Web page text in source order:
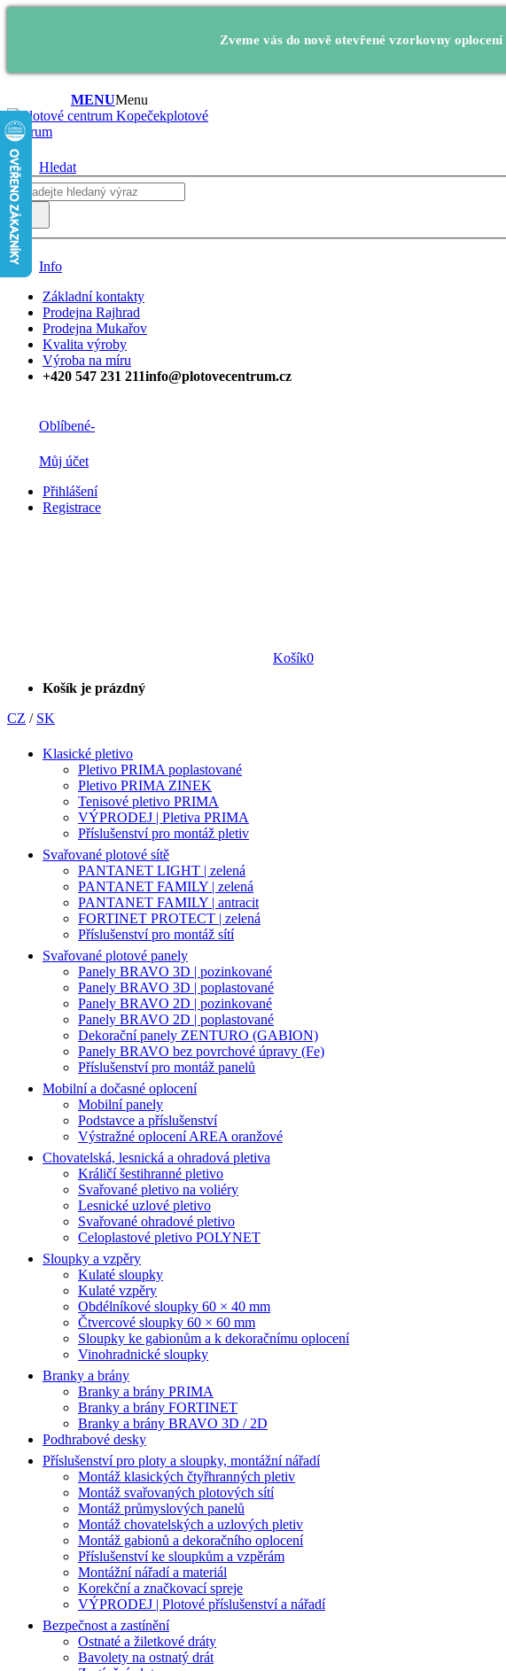
Zveme vás do nově otevřené vzorkovny
MENUMenu
plotové
centrum
Hledat
Info
Základní kontakty
Prodejna Rajhrad
Prodejna Mukařov
Kvalita výroby
Výroba na míru
+420 547 231 211info@plotovecentrum.cz
Oblíbené-
Můj účet
Přihlášení
Registrace
Košík0
Košík je prázdný
CZ / SK
Klasické pletivo
Pletivo PRIMA poplastované
Pletivo PRIMA ZINEK
Tenisové pletivo PRIMA
VÝPRODEJ | Pletiva PRIMA
Příslušenství pro montáž pletiv
Svařované plotové sítě
PANTANET LIGHT | zelená
PANTANET FAMILY | zelená
PANTANET FAMILY | antracit
FORTINET PROTECT | zelená
Příslušenství pro montáž sítí
Svařované plotové panely
Panely BRAVO 3D | pozinkované
Panely BRAVO 3D | poplastované
Panely BRAVO 2D | pozinkované
Panely BRAVO 2D | poplastované
Dekorační panely ZENTURO (GABION)
Panely BRAVO bez povrchové úpravy (Fe)
Příslušenství pro montáž panelů
Mobilní a dočasné oplocení
Mobilní panely
Podstavce a příslušenství
Výstražné oplocení AREA oranžové
Chovatelská, lesnická a ohradová pletiva
Králičí šestihranné pletivo
Svařované pletivo na voliéry
Lesnické uzlové pletivo
Svařované ohradové pletivo
Celoplastové pletivo POLYNET
Sloupky a vzpěry
Kulaté sloupky
Kulaté vzpěry
Obdélníkové sloupky 60 × 40 mm
Čtvercové sloupky 60 × 60 mm
Sloupky ke gabionům a k dekoračnímu oplocení
Vinohradnické sloupky
Branky a brány
Branky a brány PRIMA
Branky a brány FORTINET
Branky a brány BRAVO 3D / 2D
Podhrabové desky
Příslušenství pro ploty a sloupky, montážní nářadí
Montáž klasických čtyřhranných pletiv
Montáž svařovaných plotových sítí
Montáž průmyslových panelů
Montáž chovatelských a uzlových pletiv
Montáž gabionů a dekoračního oplocení
Příslušenství ke sloupkům a vzpěrám
Montážní nářadí a materiál
Korekční a značkovací spreje
VÝPRODEJ | Plotové příslušenství a nářadí
Bezpečnost a zastínění
Ostnaté a žiletkové dráty
Bavolety na ostnatý drát